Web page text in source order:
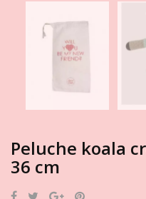
Peluche koala
36 cm
PartagerTweet Google+